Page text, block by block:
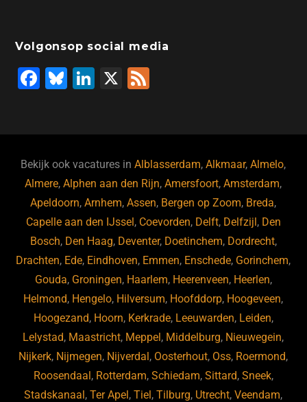
Volgonsop social media
F
b
o
o
k
Bl
ky
Li
dI
n
X
Bekijk ook vacatures inAlblasserdam,Alkmaar,Almelo,
Almere,Alphen aan den Rijn,Amersfoort,Amsterdam,
Apeldoorn,Arnhem,Assen, Bergen op Zoom, Breda,
Capelle aan den IJssel , Coevorden, Delft, Delfzijl , Den
Bosch, Den Haag, Deventer, Doetinchem, Dordrecht,
Drachten, Ede, Eindhoven, Emmen, Enschede, Gorinchem,
Gouda, Groningen, Haarlem, Heerenveen, Heerlen,
Helmond, Hengelo, Hilversum, Hoofddorp, Hoogeveen,
Hoogezand, Hoorn, Kerkrade, Leeuwarden, Leiden,
Lelystad, Maastricht, Meppel , Middelburg, Nieuwegein,
Nijkerk, Nijmegen, Nijverdal , Oosterhout, Oss, Roermond,
Roosendaal , Rotterdam, Schiedam, Sittard, Sneek,
Stadskanaal ,Ter Apel ,Tiel ,Tilburg, Utrecht,Veendam,